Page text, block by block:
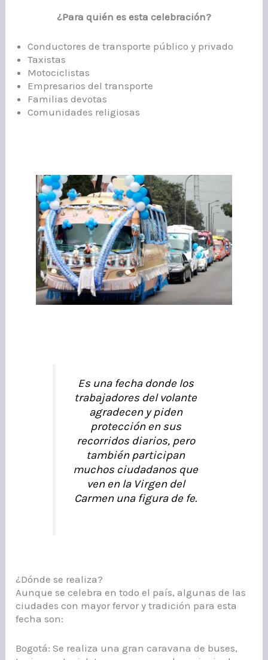
¿Para quién es esta celebración?
Conductores de transporte público y privado
Taxistas
Motociclistas
Empresarios del transporte
Familias devotas
Comunidades religiosas
Es una fecha donde los
trabajadores del volante
agradecen y piden
protección en sus
recorridos diarios, pero
también participan
muchos ciudadanos que
ven en la Virgen del
Carmen una figura de fe.
¿Dónde se realiza?
Aunque se celebra en todo el país, algunas de las
ciudades con mayor fervor y tradición para esta
fecha son:
Bogotá: Se realiza una gran caravana de buses,